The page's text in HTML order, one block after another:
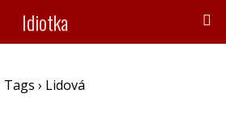
Idiotka
Tags › Lidová